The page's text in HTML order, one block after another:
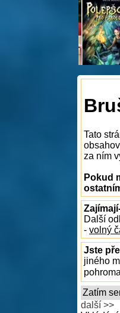
Tato
za ním
Pokud
Další
- volný
Jste
jiného
Zatím
další >>